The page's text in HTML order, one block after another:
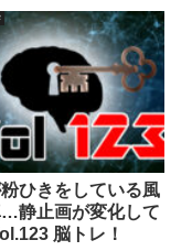
はありませんので、最後
返し見られます。
ひきをしている風
静止画が変化して
脳トレ！